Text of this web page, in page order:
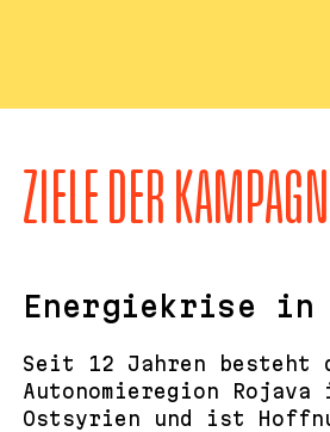
ZIELE DER
Energiekrise in
Seit 12 Jahren besteht
Autonomieregion Rojava
Ostsyrien und ist